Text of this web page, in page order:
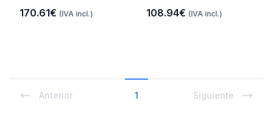
170.61€ (IVA incl.) 108.94€ (IVA incl.)
Anterior 1 Siguiente